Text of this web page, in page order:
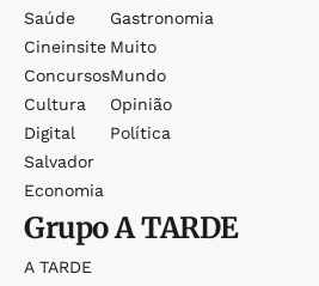
Saúde
Cineinsite
Concursos
Cultura
Digital
Salvador
Economia
Gastronomia
Muito
Mundo
Opinião
Política
GrupoA TARDE
A TARDE